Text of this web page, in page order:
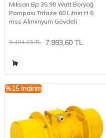
Miksan Bp 35 90 Watt Boryağ
Pompası Trifaze 60 L/min H 6
mss Aliminyum Gövdeli
9.404,23TL 7.993,60TL
%15 İndirim